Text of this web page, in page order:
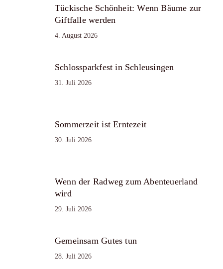
Tückische Schönheit: Wenn Bäume zur
Giftfalle werden
4. August 2026
Schlossparkfest in Schleusingen
31. Juli 2026
Sommerzeit ist Erntezeit
30. Juli 2026
Wenn der Radweg zum Abenteuerland
wird
29. Juli 2026
Gemeinsam Gutes tun
28. Juli 2026